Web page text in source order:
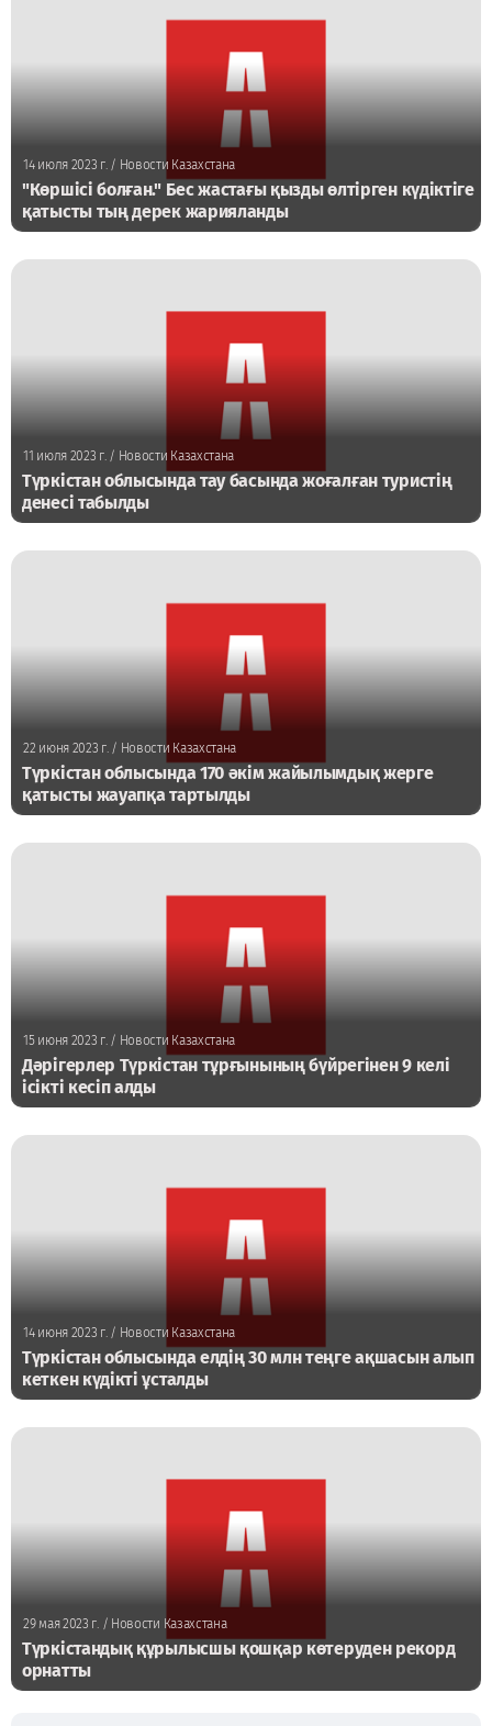
14 июля 2023 г. / Новости Казахстана
"Көршісі болған." Бес жастағы қызды өлтірген күдіктіге
қатысты тың дерек жарияланды
11 июля 2023 г./ Новости Казахстана
Түркістан облысында тау басында жоғалған туристің
денесі табылды
22 июня 2023 г./ Новости Казахстана
Түркістан облысында 170 әкім жайылымдық жерге
қатысты жауапқа тартылды
15 июня 2023 г./ Новости Казахстана
Дәрігерлер Түркістан тұрғынының бүйрегінен 9 келі
ісікті кесіп алды
14 июня 2023 г. / Новости Казахстана
Түркістан облысында елдің 30 млн теңге ақшасын алып
кеткен күдікті ұсталды
29 мая 2023 г./ Новости Казахстана
Түркістандық құрылысшы қошқар көтеруден рекорд
орнатты